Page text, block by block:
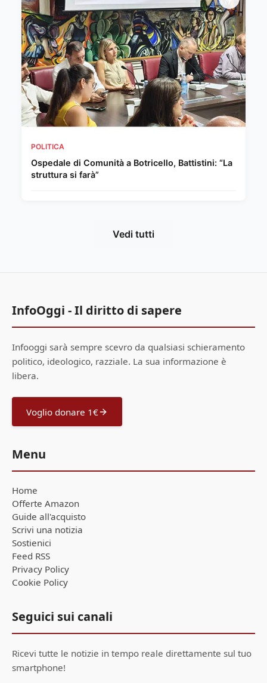
POLITICA
Ospedale di Comunità a Botricello, Battistini: “La
struttura si farà”
Vedi tutti
InfoOggi - Il diritto di sapere
Infooggi sarà sempre scevro da qualsiasi schieramento
politico, ideologico, razziale. La sua informazione è
libera.
Voglio donare 1€
Menu
Home
Offerte Amazon
Guide all'acquisto
Scrivi una notizia
Sostienici
Feed RSS
Privacy Policy
Cookie Policy
Seguici sui canali
Ricevi tutte le notizie in tempo reale direttamente sul tuo
smartphone!